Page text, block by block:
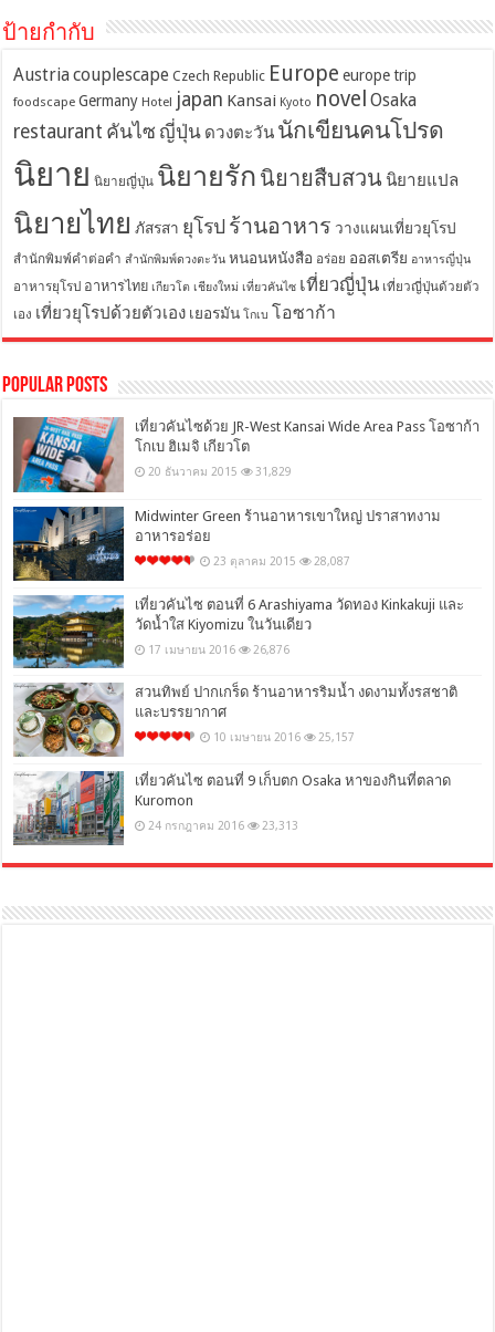
ป้ายกำกับ
Austriacouplescape Czech Republic Europe europe trip
foodscape Germany Hotel japan Kansai Kyoto novel Osaka
restaurant คันไซ ญี่ปุ่น ดวงตะวัน นักเขียนคนโปรด
นิยาย นิยายญี่ปุ่น นิยายรัก นิยายสืบสวน นิยายแปล
นิยายไทย ภัสรสา ยุโรป ร้านอาหาร วางแผนเที่ยวยุโรป
สำนักพิมพ์คำต่อคำ สำนักพิมพ์ดวงตะวัน หนอนหนังสือ อร่อย ออสเตรีย อาหารญี่ปุ่น
อาหารยุโรป อาหารไทย เกียวโต เชียงใหม่ เที่ยวคันไซ เที่ยวญี่ปุ่น เที่ยวญี่ปุ่นด้วยตัว
เอง เที่ยวยุโรปด้วยตัวเอง เยอรมัน โกเบ โอซาก้า
Popular Posts
เที่ยวคันไซด้วย JR-West Kansai Wide Area Pass โอซาก้า
โกเบ ฮิเมจิ เกียวโต
20 ธันวาคม 2015 31,829
Midwinter Green ร้านอาหารเขาใหญ่ ปราสาทงาม
อาหารอร่อย
23 ตุลาคม 2015 28,087
เที่ยวคันไซ ตอนที่ 6 Arashiyama วัดทอง Kinkakuji และ
วัดน้ำใส Kiyomizu ในวันเดียว
17 เมษายน 2016 26,876
สวนทิพย์ ปากเกร็ด ร้านอาหารริมน้ำ งดงามทั้งรสชาติ
และบรรยากาศ
10 เมษายน 2016 25,157
เที่ยวคันไซ ตอนที่ 9 เก็บตก Osaka หาของกินที่ตลาด
Kuromon
24 กรกฎาคม 2016 23,313